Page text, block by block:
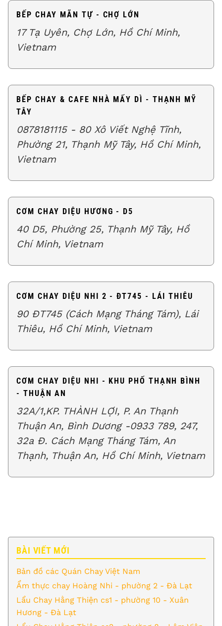
BẾP CHAY MÃN TỰ - CHỢ LỚN
17 Tạ Uyên, Chợ Lớn, Hồ Chí Minh,
Vietnam
BẾP CHAY & CAFE NHÀ MẤY DÌ - THẠNH MỸ
TÂY
0878181115 - 80 Xô Viết Nghệ Tĩnh,
Phường 21, Thạnh Mỹ Tây, Hồ Chí Minh,
Vietnam
CƠM CHAY DIỆU HƯƠNG - D5
40 D5, Phường 25, Thạnh Mỹ Tây, Hồ
Chí Minh, Vietnam
CƠM CHAY DIỆU NHI 2 - ĐT745 - LÁI THIÊU
90 ĐT745 (Cách Mạng Tháng Tám), Lái
Thiêu, Hồ Chí Minh, Vietnam
CƠM CHAY DIỆU NHI - KHU PHỐ THẠNH BÌNH
- THUẬN AN
32A/1,KP. THÀNH LỢI, P. An Thạnh
Thuận An, Bình Dương -0933 789, 247,
32a Đ. Cách Mạng Tháng Tám, An
Thạnh, Thuận An, Hồ Chí Minh, Vietnam
BÀI VIẾT MỚI
Bản đồ các Quán Chay Việt Nam
Ẩm thực chay Hoàng Nhi - phường 2 - Đà Lạt
Lẩu Chay Hằng Thiện cs1 - phường 10 - Xuân
Hương - Đà Lạt